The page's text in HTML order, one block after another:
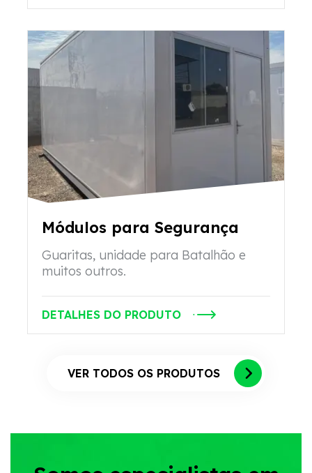
Módulos para Segurança
Guaritas, unidade para Batalhão e
muitos outros.
DETALHES DO PRODUTO
VER TODOS OS PRODUTOS